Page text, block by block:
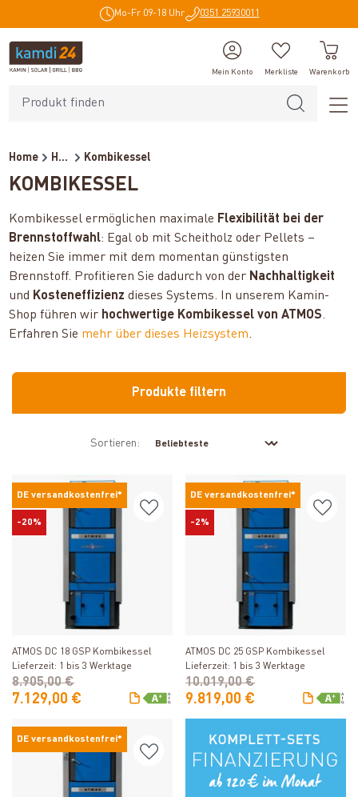
Mo-Fr 09-18 Uhr 0351 25930011
Mein Konto Merkliste Warenkorb
Home Heiztechnik Kombikessel
KOMBIKESSEL
Kombikessel ermöglichen maximale Flexibilität bei der
Brennstoffwahl: Egal ob mit Scheitholz oder Pellets –
heizen Sie immer mit dem momentan günstigsten
Brennstoff. Profitieren Sie dadurch von der Nachhaltigkeit
und Kosteneffizienz dieses Systems. In unserem Kamin-
Shop führen wir hochwertige Kombikessel von ATMOS.
Erfahren Sie mehr über dieses Heizsystem.
Produkte filtern
Sortieren:
DE versandkostenfrei*
-20%
Produkt ansehen
ATMOS DC 18 GSP Kombikessel
Lieferzeit: 1 bis 3 Werktage
7.129,00 €
8.905,00 €
DE versandkostenfrei*
-2%
Produkt ansehen
ATMOS DC 25 GSP Kombikessel
Lieferzeit: 1 bis 3 Werktage
9.819,00 €
10.019,00 €
DE versandkostenfrei*